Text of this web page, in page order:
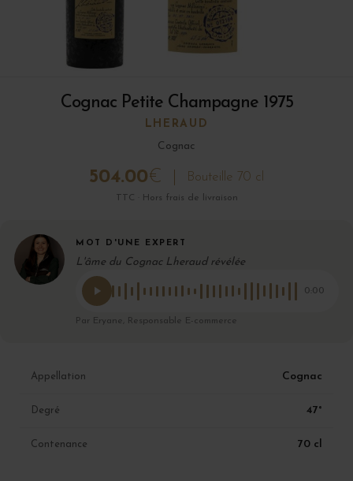
Cognac Petite Champagne 1975
LHERAUD
Cognac
504.00€ Bouteille 70 cl
TTC · Hors frais de livraison
MOT D'UNE EXPERT
L'âme du Cognac Lheraud révélée
0:00
Par Eryane, Responsable E-commerce
Appellation Cognac
Degré 47°
Contenance 70 cl